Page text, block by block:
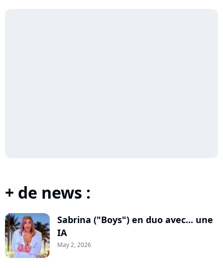
+ de news :
Sabrina ("Boys") en duo avec... une
IA
May 2, 2026